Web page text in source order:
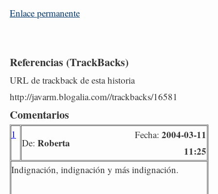
Enlace permanente
Referencias (TrackBacks)
URL de trackback de esta historia
http://javarm.blogalia.com//trackbacks/16581
Comentarios
1
De: Roberta
Fecha: 2004-03-11
11:25
Indignación, indignación y más indignación.